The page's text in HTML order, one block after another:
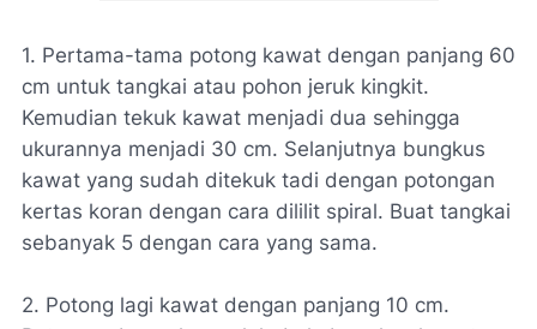
1. Pertama-tama potong kawat dengan panjang 60
cm untuk tangkai atau pohon jeruk kingkit.
Kemudian tekuk kawat menjadi dua sehingga
ukurannya menjadi 30 cm. Selanjutnya bungkus
kawat yang sudah ditekuk tadi dengan potongan
kertas koran dengan cara dililit spiral. Buat tangkai
sebanyak 5 dengan cara yang sama.
2. Potong lagi kawat dengan panjang 10 cm.